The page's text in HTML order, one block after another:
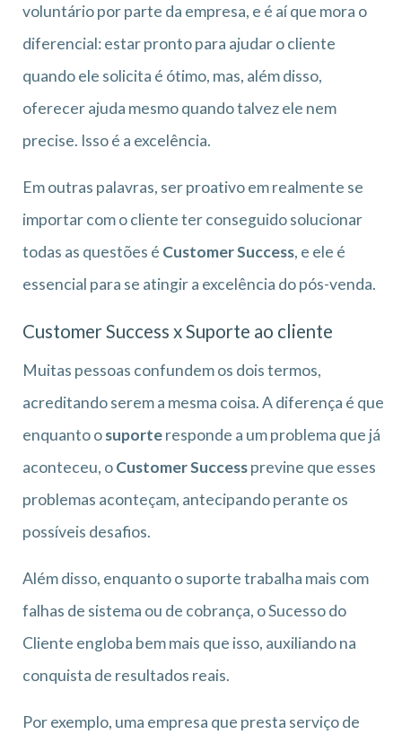
voluntário por parte da empresa, e é aí que mora o
diferencial: estar pronto para ajudar o cliente
quando ele solicita é ótimo, mas, além disso,
oferecer ajuda mesmo quando talvez ele nem
precise. Isso é a excelência.
Em outras palavras, ser proativo em realmente se
importar com o cliente ter conseguido solucionar
todas as questões é Customer Success, e ele é
essencial para se atingir a excelência do pós-venda.
Customer Success x Suporte ao cliente
Muitas pessoas confundem os dois termos,
acreditando serem a mesma coisa. A diferença é que
enquanto osuporteresponde a um problema que já
aconteceu, oCustomer Successprevine que esses
problemas aconteçam, antecipando perante os
possíveis desafios.
Além disso, enquanto o suporte trabalha mais com
falhas de sistema ou de cobrança, o Sucesso do
Cliente engloba bem mais que isso, auxiliando na
conquista de resultados reais.
Por exemplo, uma empresa que presta serviço de